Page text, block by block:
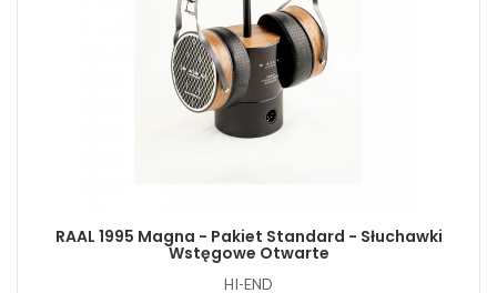
RAAL 1995 Magna - Pakiet Standard - Słuchawki
Wstęgowe Otwarte
HI-END